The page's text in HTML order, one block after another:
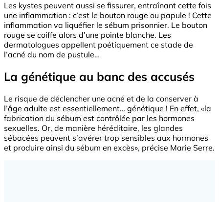
Les kystes peuvent aussi se fissurer, entraînant cette fois
une inflammation : c’est le bouton rouge ou papule ! Cette
inflammation va liquéfier le sébum prisonnier. Le bouton
rouge se coiffe alors d’une pointe blanche. Les
dermatologues appellent poétiquement ce stade de
l’acné du nom de pustule…
La génétique au banc des accusés
Le risque de déclencher une acné et de la conserver à
l’âge adulte est essentiellement… génétique ! En effet, «la
fabrication du sébum est contrôlée par les hormones
sexuelles. Or, de manière héréditaire, les glandes
sébacées peuvent s’avérer trop sensibles aux hormones
et produire ainsi du sébum en excès», précise Marie Serre.